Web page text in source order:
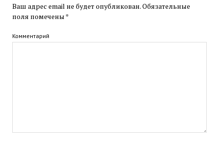
Ваш адрес email не будет опубликован.Обязательные
поля помечены *
Комментарий